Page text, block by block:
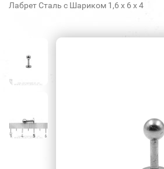
Лабрет Сталь с Шариком 1,6 х 6 х 4